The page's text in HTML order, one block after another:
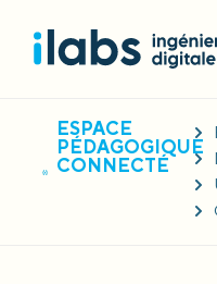
ESPACE
PÉDAGOGIQUE
CONNECTÉ